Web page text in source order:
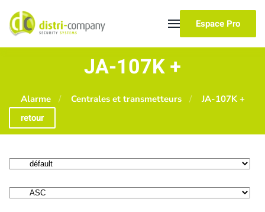
Skip to main content
Espace Pro
JA-107K +
Alarme Centrales et transmetteurs JA-107K +
retour